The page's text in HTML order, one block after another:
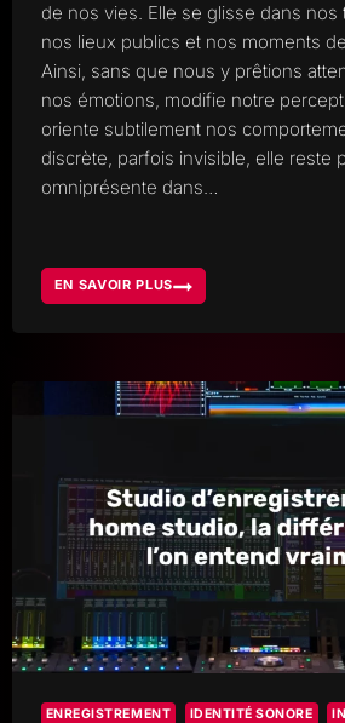
de nos vies. Elle se glisse dans nos
nos lieux publics et nos moments
Ainsi, sans que nous y prêtions
nos émotions, modifie notre
oriente subtilement nos
discrète, parfois invisible, elle reste
omniprésente dans…
EN SAVOIR PLUS
LA
MUSIQUE
SANS
ENREGISTREMENT IDENTITÉ SONORE